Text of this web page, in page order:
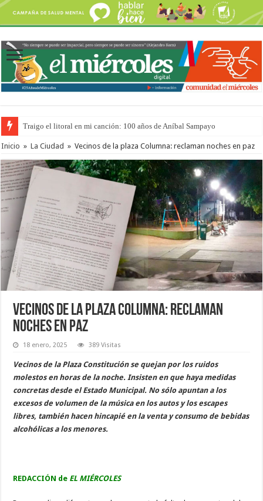
Traigo el litoral en mi canción: 100 años de Aníbal Sampayo
Inicio » La Ciudad » Vecinos de la plaza Columna: reclaman noches en paz
Vecinos de la plaza Columna: reclaman
noches en paz
18 enero, 2025 389 Visitas
Vecinos de la Plaza Constitución se quejan por los ruidos
molestos en horas de la noche. Insisten en que haya medidas
concretas desde el Estado Municipal. No sólo apuntan a los
excesos de volumen de la música en los autos y los escapes
libres, también hacen hincapié en la venta y consumo de bebidas
alcohólicas a los menores.
REDACCIÓN de EL MIÉRCOLES